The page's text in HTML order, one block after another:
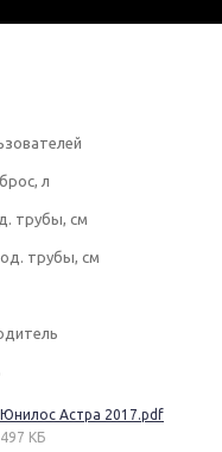
л
трубы, см
трубы, см
Астра 2017.pdf
КБ